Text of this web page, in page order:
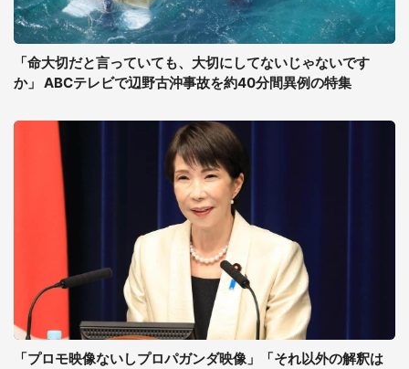
「命大切だと言っていても、大切にしてないじゃないです
か」 ABCテレビで辺野古沖事故を約40分間異例の特集
「プロモ映像ないしプロパガンダ映像」「それ以外の解釈は